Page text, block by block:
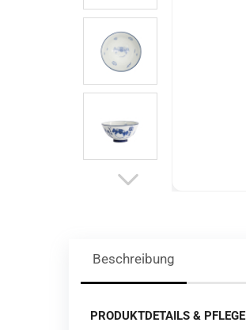
Beschreibung
PRODUKTDETAILS & PFLEGE